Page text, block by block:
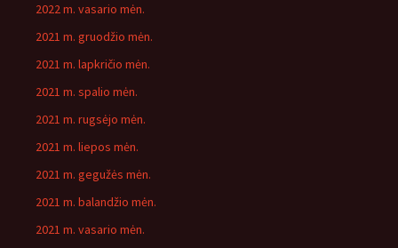
2022 m. vasario mėn.
2021 m. gruodžio mėn.
2021 m. lapkričio mėn.
2021 m. spalio mėn.
2021 m. rugsėjo mėn.
2021 m. liepos mėn.
2021 m. gegužės mėn.
2021 m. balandžio mėn.
2021 m. vasario mėn.